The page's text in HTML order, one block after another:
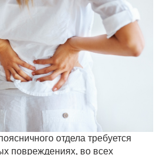
отдела требуется
повреждениях, во всех